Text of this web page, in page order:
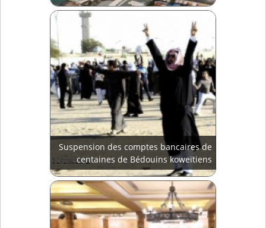
Suspension des comptes bancaires de
centaines de Bédouins koweïtiens